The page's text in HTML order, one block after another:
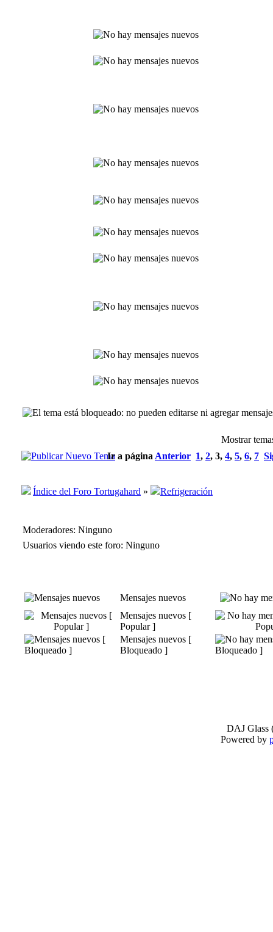
Mostrar
Ir a página Anterior 1, 2, 3, 4, 5, 6, 7
Índice del Foro Tortugahard » Refrigeración
Moderadores: Ninguno
Usuarios viendo este foro: Ninguno
Mensajes nuevos
Mensajes nuevos [
Popular ]
Mensajes nuevos [
Bloqueado ]
DAJ Glass
Powered by